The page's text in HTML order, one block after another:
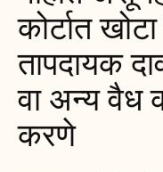
कोर्टात
तापदायक
वा अन्य वैध
करणे